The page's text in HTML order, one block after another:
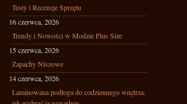
Testy i Recenzje Sprzętu
16 czerwca, 2026
Trendy i Nowości w Modzie Plus Size
15 czerwca, 2026
Zapachy Niszowe
14 czerwca, 2026
Laminowana podłoga do codziennego wnętrza: